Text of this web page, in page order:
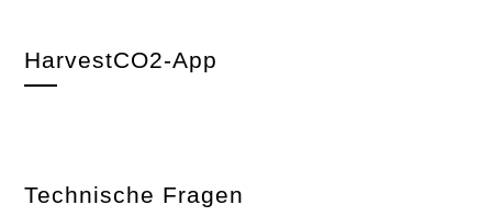
HarvestCO2-App
Technische Fragen